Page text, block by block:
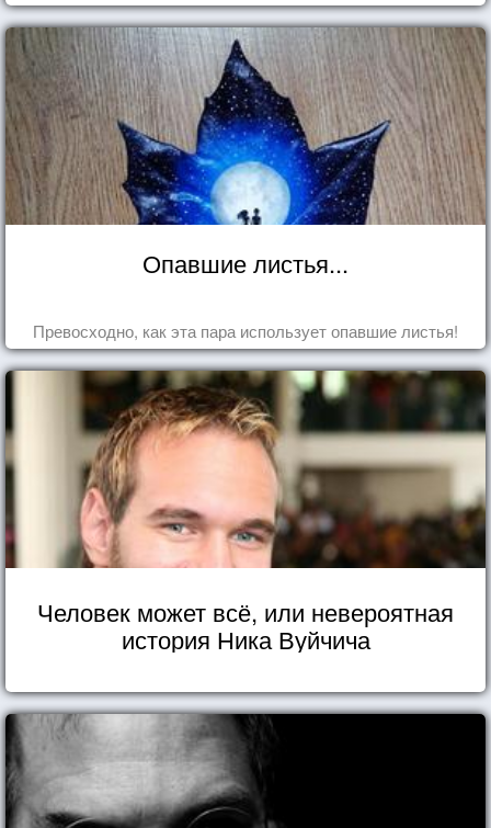
Опавшие листья...
Превосходно, как эта пара использует опавшие листья!
Человек может всё, или невероятная
история Ника Вуйчича